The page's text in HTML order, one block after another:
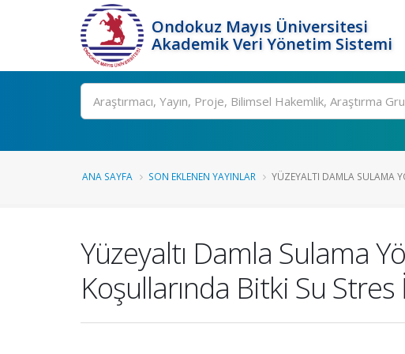
Ondokuz Mayıs Üniversitesi
Akademik Veri Yönetim Sistemi
Ara
ANA SAYFA SON EKLENEN YAYINLAR YÜZEYALTI DAMLA SULAMA
Yüzeyaltı Damla Sulama
Koşullarında Bitki Su